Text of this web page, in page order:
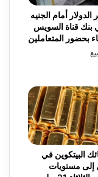
أمام الجنيه
في بنك قناة السويس
بحضور المتعاملين
البيتكوين في
مستويات